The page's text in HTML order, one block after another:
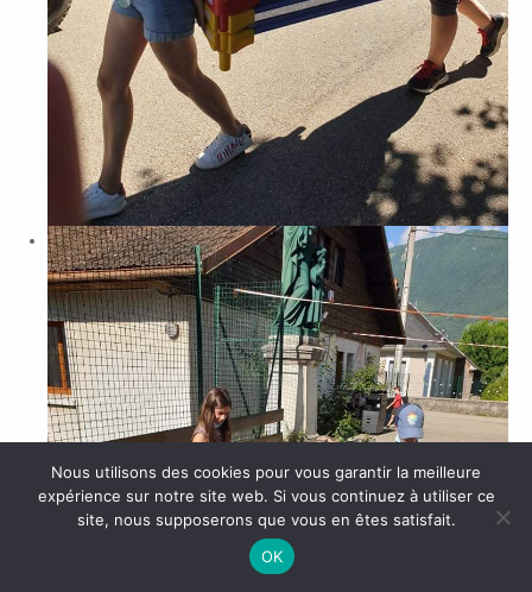
Nous utilisons des cookies pour vous garantir la meilleure
expérience sur notre site web. Si vous continuez à utiliser ce
site, nous supposerons que vous en êtes satisfait.
OK